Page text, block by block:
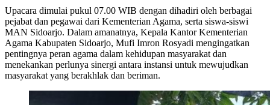
Upacara dimulai pukul 07.00 WIB dengan dihadiri oleh berbagai
pejabat dan pegawai dari Kementerian Agama, serta siswa-siswi
MAN Sidoarjo. Dalam amanatnya, Kepala Kantor Kementerian
Agama Kabupaten Sidoarjo, Mufi Imron Rosyadi mengingatkan
pentingnya peran agama dalam kehidupan masyarakat dan
menekankan perlunya sinergi antara instansi untuk mewujudkan
masyarakat yang berakhlak dan beriman.